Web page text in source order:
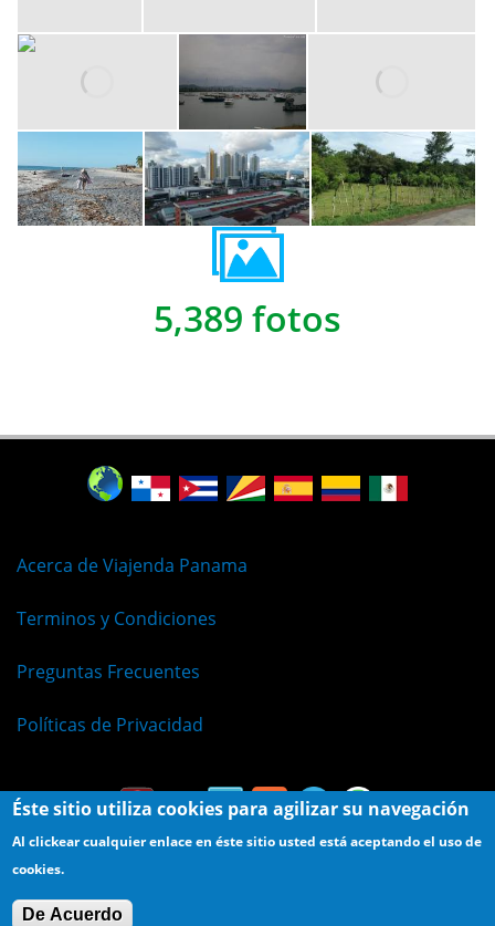
5,389 fotos
Acerca de Viajenda Panama
Terminos y Condiciones
Preguntas Frecuentes
Políticas de Privacidad
Éste sitio utiliza cookies para agilizar su navegación
Al clickear cualquier enlace en éste sitio usted está aceptando el uso de
cookies.
De Acuerdo